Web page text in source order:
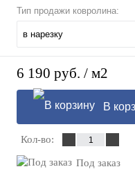
Тип продажи ковролина:
в нарезку
6 190 руб. / м2
В
Кол-во:
Под заказ